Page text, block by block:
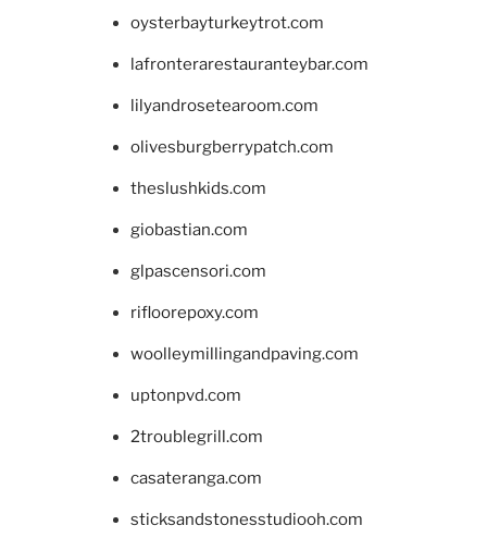
oysterbayturkeytrot.com
lafronterarestauranteybar.com
lilyandrosetearoom.com
olivesburgberrypatch.com
theslushkids.com
giobastian.com
glpascensori.com
rifloorepoxy.com
woolleymillingandpaving.com
uptonpvd.com
2troublegrill.com
casateranga.com
sticksandstonesstudiooh.com